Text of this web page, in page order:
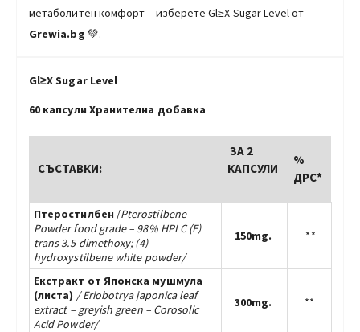
метаболитен комфорт – изберете Gl≥Х Sugar Level от
Grewia.bg 💚.
Gl≥Х Sugar Level
60 капсули Хранителна добавка
СЪСТАВКИ:
ЗА 2
КАПСУЛИ
%
ДРС*
Птеростилбен /Pterostilbene
Powder food grade – 98% HPLC (E)
trans 3.5-dimethoxy; (4)-
hydroxystilbene white powder/
150mg. **
Екстракт от Японска мушмула
(листа) /Eriobotrya japonica leaf
extract – greyish green – Corosolic
Acid Powder/
300mg. **